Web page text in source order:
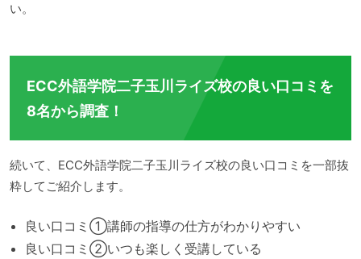
い。
ECC外語学院二子玉川ライズ校の良い口コミを
8名から調査！
続いて、ECC外語学院二子玉川ライズ校の良い口コミを一部抜
粋してご紹介します。
良い口コミ①講師の指導の仕方がわかりやすい
良い口コミ②いつも楽しく受講している